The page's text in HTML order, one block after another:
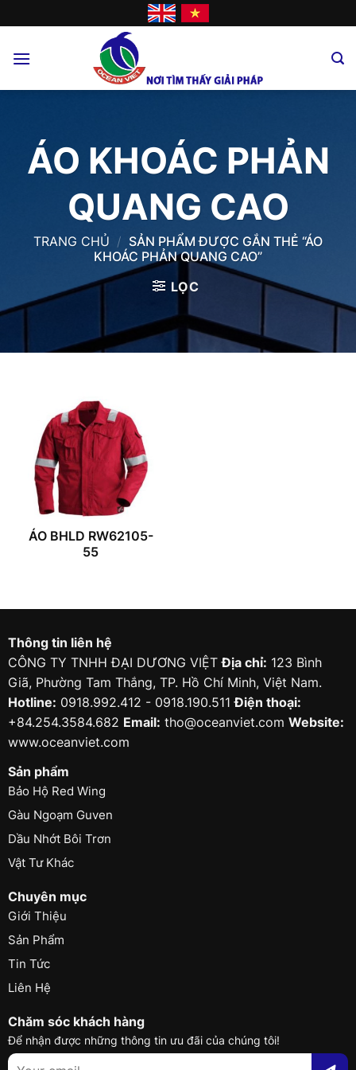
to
ÁO KHOÁC PHẢN
QUANG CAO
TRANG CHỦ / SẢN PHẨM ĐƯỢC GẮN THẺ “ÁO
KHOÁC PHẢN QUANG CAO”
LỌC
ÁO BHLD RW62105-
55
Thông tin liên hệ
CÔNG TY TNHH ĐẠI DƯƠNG VIỆTĐịa chỉ: 123 Bình
Giã, Phường Tam Thắng, TP. Hồ Chí Minh, Việt Nam.
Hotline: 0918.992.412 - 0918.190.511Điện thoại:
+84.254.3584.682 Email: tho@oceanviet.com Website:
www.oceanviet.com
Sản phẩm
Bảo Hộ Red Wing
Gàu Ngoạm Guven
Dầu Nhớt Bôi Trơn
Vật Tư Khác
Chuyên mục
Giới Thiệu
Sản Phẩm
Tin Tức
Liên Hệ
Chăm sóc khách hàng
Để nhận được những thông tin ưu đãi của chúng tôi!